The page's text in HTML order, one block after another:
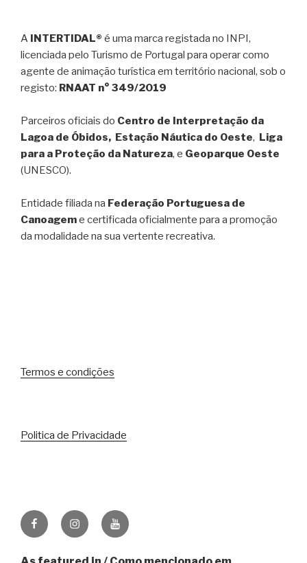
A INTERTIDAL® é uma marca registada no INPI,
licenciada pelo Turismo de Portugal para operar como
agente de animação turística em território nacional, sob o
registo: RNAAT n° 349/2019
Parceiros oficiais do Centro de Interpretação da
Lagoa de Óbidos, Estação Náutica do Oeste, Liga
para a Proteção da Natureza, e Geoparque Oeste
(UNESCO).
Entidade filiada na Federação Portuguesa de
Canoageme certificada oficialmente para a promoção
da modalidade na sua vertente recreativa.
Termos e condições
Politica de Privacidade
FacebookInstagramYoutube